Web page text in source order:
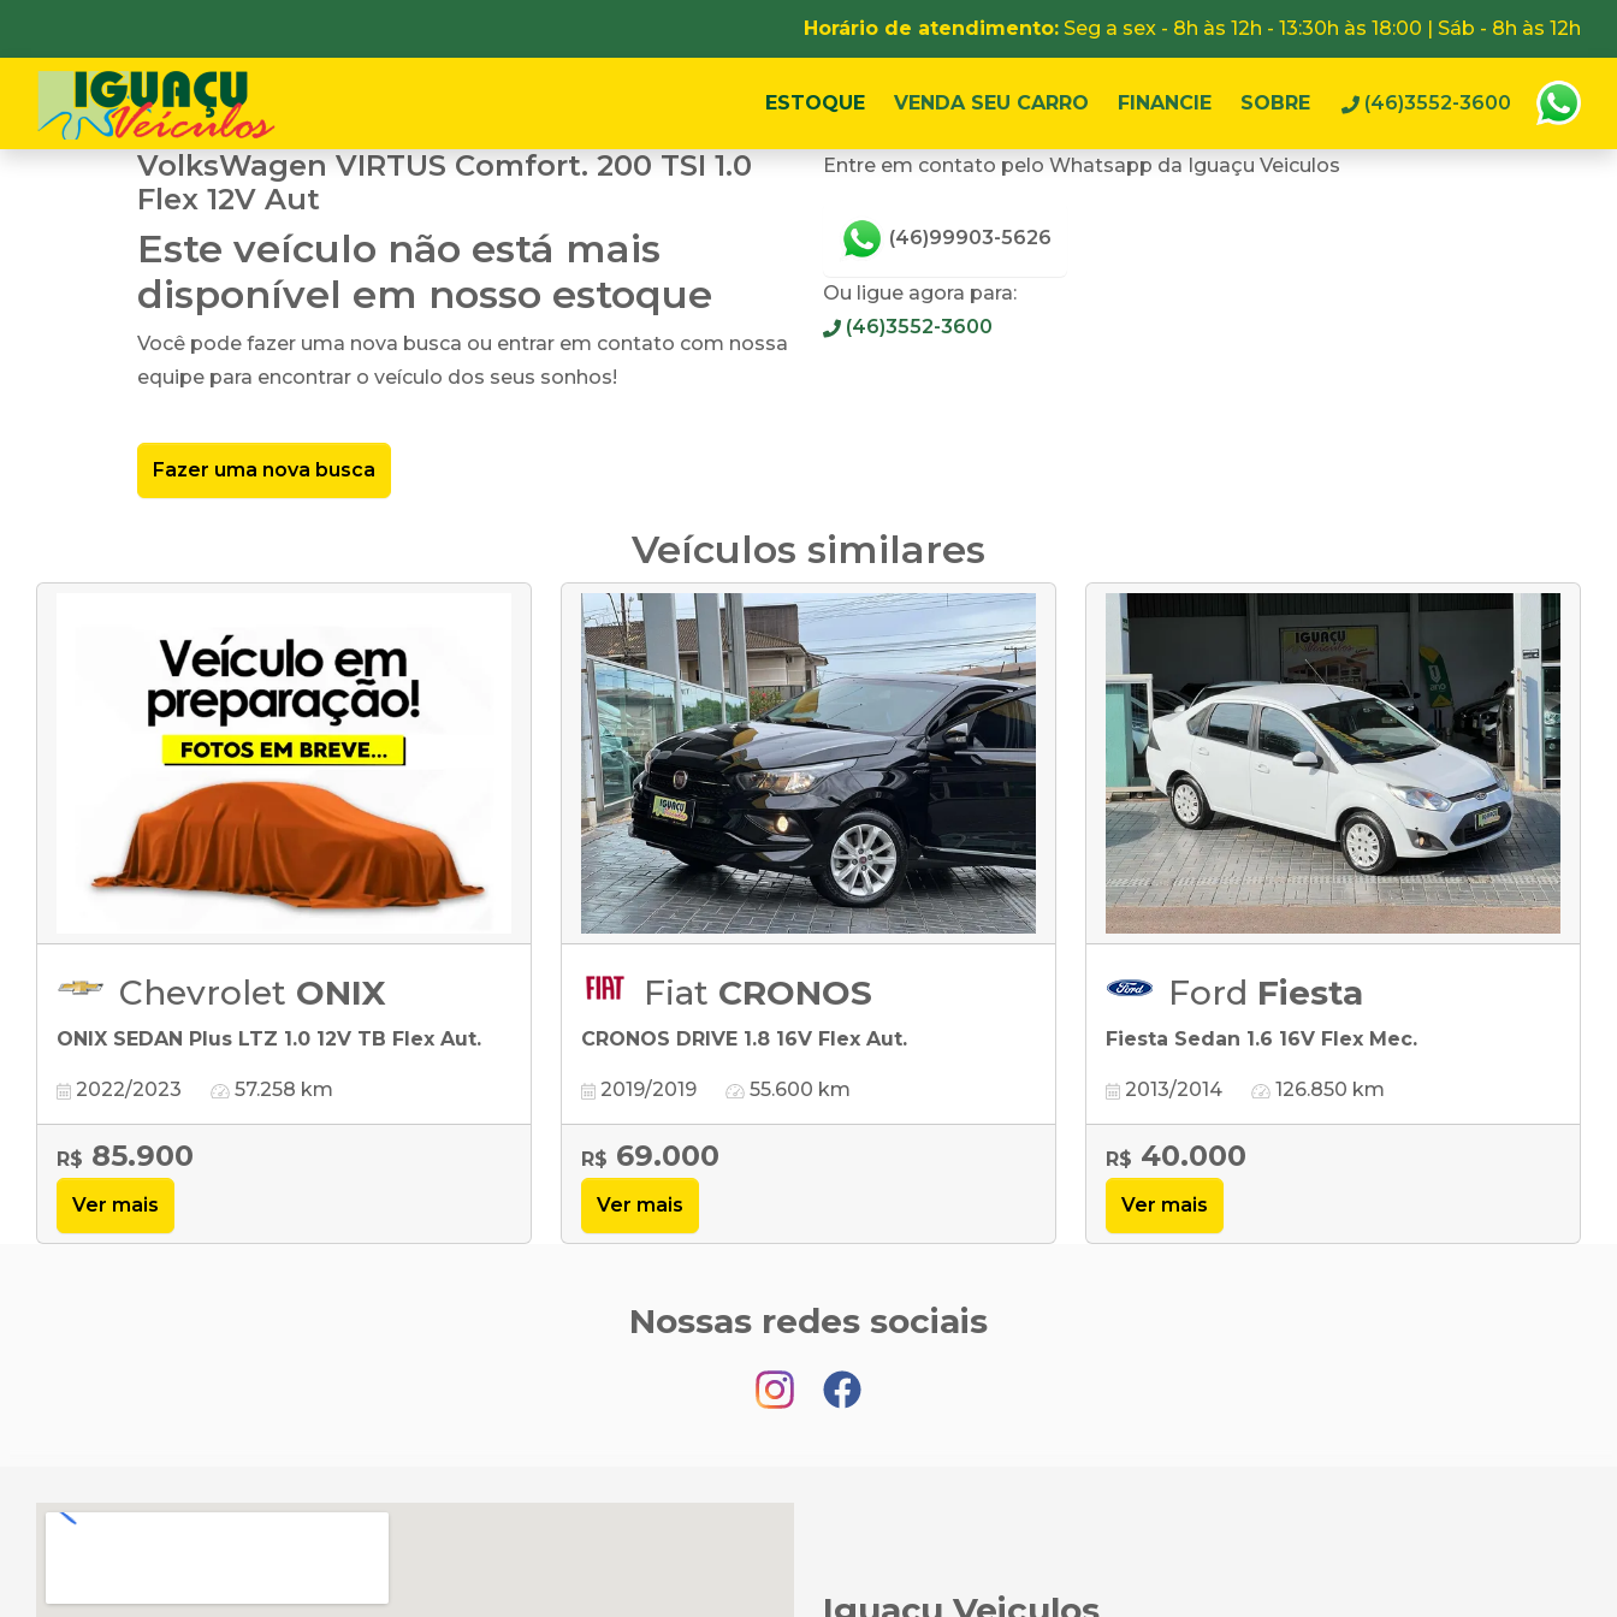
Horário de atendimento: Seg a sex - 8h às 12h - 13:30h às 18:00 | Sáb - 8h às 12h
ESTOQUE VENDA SEU CARRO FINANCIE SOBRE (46)3552-3600
VolksWagen VIRTUS Comfort. 200 TSI 1.0
Flex 12V Aut
Este veículo não está mais
disponível em nosso estoque
Você pode fazer uma nova busca ou entrar em contato com nossa
equipe para encontrar o veículo dos seus sonhos!
Fazer uma nova busca
Entre em contato pelo Whatsapp da Iguaçu Veiculos
(46)99903-5626
Ou ligue agora para:
(46)3552-3600
Veículos similares
Chevrolet ONIX
ONIX SEDAN Plus LTZ 1.0 12V TB Flex Aut.
2022/2023 57.258 km
R$ 85.900
Ver mais
Fiat CRONOS
CRONOS DRIVE 1.8 16V Flex Aut.
2019/2019 55.600 km
R$ 69.000
Ver mais
Ford Fiesta
Fiesta Sedan 1.6 16V Flex Mec.
2013/2014 126.850 km
R$ 40.000
Ver mais
Nossas redes sociais